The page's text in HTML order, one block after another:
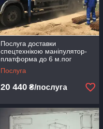
Послуга доставки
спецтехнікою маніпулятор-
платформа до 6 м.пог
доставка габаритного
вантажу
Послуга
20 440 ₴/послуга